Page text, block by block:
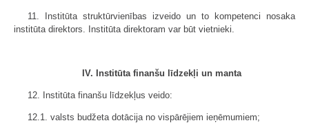
11. Institūta struktūrvienības izveido un to kompetenci nosaka
institūta direktors. Institūta direktoram var būt vietnieki.
IV. Institūta finanšu līdzekļi un manta
12. Institūta finanšu līdzekļus veido:
12.1. valsts budžeta dotācija no vispārējiem ieņēmumiem;